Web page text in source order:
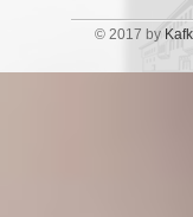
© 2017 by